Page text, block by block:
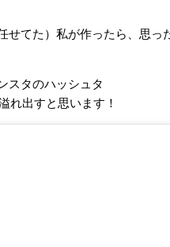
せてた）私が作ったら、思っ
スタのハッシュタ
れ出すと思います！